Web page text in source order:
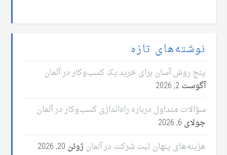
نوشته‌های تازه
پنج روش آسان برای خرید یک کسب‌وکار در آلمان
آگوست 2, 2026
سؤالات متداول درباره راه‌اندازی کسب‌وکار در آلمان
جولای 6, 2026
هزینه‌های پنهان ثبت شرکت در آلمان ژوئن 20, 2026